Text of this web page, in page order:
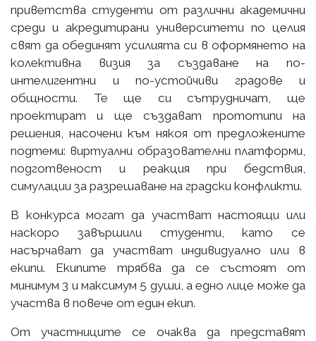
приветства студенти от различни академични
среди и акредитирани университети по целия
свят да обединят усилията си в оформянето на
колективна визия за създаване на по-
интелигентни и по-устойчиви градове и
общности. Те ще си сътрудничат, ще
проектират и ще създават прототипи на
решения, насочени към някоя от предложените
подтеми: виртуални образователни платформи,
подготвеност и реакция при бедствия,
симулации за разрешаване на градски конфликти.
В конкурса могат да участват настоящи или
наскоро завършили студенти, като се
насърчават да участват индивидуално или в
екипи. Екипите трябва да се състоят от
минимум 3 и максимум 5 души, а едно лице може да
участва в повече от един екип.
От участниците се очаква да представят